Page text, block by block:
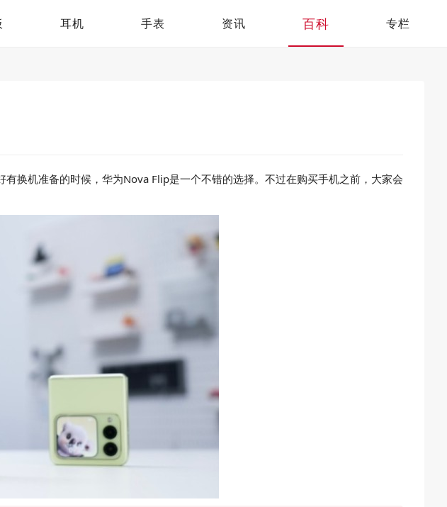
耳机 手表 资讯 百科 专栏
换机准备的时候，华为Nova Flip是一个不错的选择。不过在购买手机之前，大家会